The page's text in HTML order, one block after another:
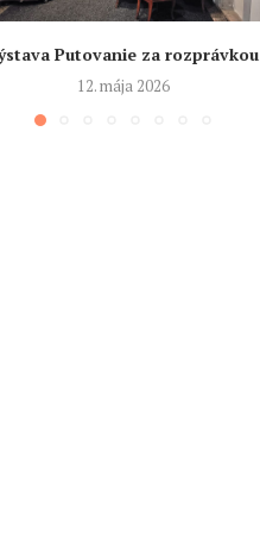
Putovanie za rozprávkou
12. mája 2026